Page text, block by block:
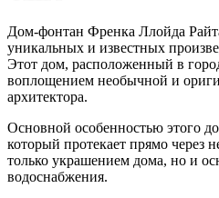
Дом-фонтан Френка Ллойда
уникальных и известных
Этот дом, расположенный в
воплощением необычной и
архитектора.
Основной особенностью этого
который протекает прямо через
только украшением дома, но и
водоснабжения.